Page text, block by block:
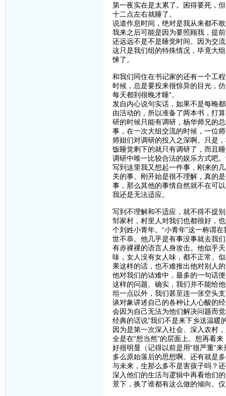
第一夜实在是太累了。困得要死，
十二点左右就睡了。
说道作息时间，绝对是我从来都不
我来之后可能是因为要照顾我，提
还远远不是不是睡觉时间。因为交
这只是我们组的特殊情况，毕竟大
悚了。
和我们同住在书记家的还有一个工
时候，总是要投来很惊异的目光，
每天都到很晚才睡”。
发自内心说句实话，如果不是每晚
由活动的，所以准备了两本书，打
研的时候只能有调研，杨华师兄的
事，在一次大组交流的时候，一位
师姐们对调研的投入之深啊。只是
饭睡觉剩下的就只有调研了，而且
调研中唯一比较合法的娱乐方式吧
写到这里我又想起一件事，刚来的
关的事。刚开始是很不理解，真的
事，那么其他的事情自然就不在可
我还是无法适应。
写到不理解和不适应，就不得不提
邹家村，村里人对我们也都很好，
个刘姓小青年。“小青年”这一称谓
世不恭。他几乎是有事没事就去我
有赤裸裸的语言人身攻击。他似乎
味，女人没有女人味，都不正常。
果这样的话，也不难推出他对别人
他对我们的诘难中，最多的一句话
这样的问题。确实，我们并不能给
坦一点以外，我们甚至连一张空头
谈对象讲述自己的各种让人心酸的
会因为自己无法为他们解决问题而
经典的话说“我们不是来下乡送温暖
因为是第一次深入社会、深入农村
全是在“想当然”的层面上。想再看
好很明显（记得以前是用“很严重”
多么原始落后的思想啊。还有就是
与未来，生那么多不是害孩子吗？
深入他们的生活与逻辑中再看他们
景下，换了谁都有这么做的倾向。